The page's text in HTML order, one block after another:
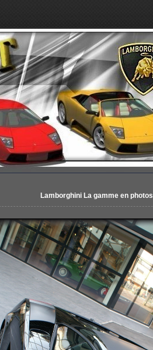
Lamborghini La gamme en photos